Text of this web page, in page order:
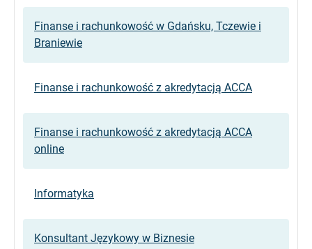
Finanse i rachunkowość w Gdańsku, Tczewie i
Braniewie
Finanse i rachunkowość z akredytacją ACCA
Finanse i rachunkowość z akredytacją ACCA
online
Informatyka
Konsultant Językowy w Biznesie